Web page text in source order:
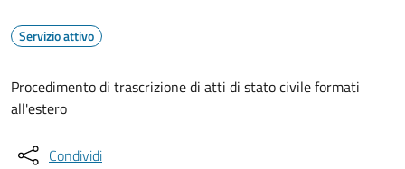
Servizio attivo
Procedimento di trascrizione di atti di stato civile formati
all'estero
Condividi